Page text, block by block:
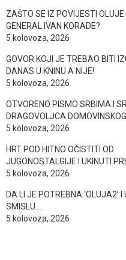
ZAŠTO SE IZ POVIJESTI OLUJE
GENERAL IVAN KORADE?
5 kolovoza, 2026
GOVOR KOJI JE TREBAO BITI
DANAS U KNINU A NIJE!
5 kolovoza, 2026
OTVORENO PISMO SRBIMA I
DRAGOVOLJCA DOMOVINSKOG
5 kolovoza, 2026
HRT POD HITNO OČISTITI OD
JUGONOSTALGIJE I UKINUTI
5 kolovoza, 2026
DA LI JE POTREBNA ‘OLUJA2’ I
SMISLU….
5 kolovoza, 2026